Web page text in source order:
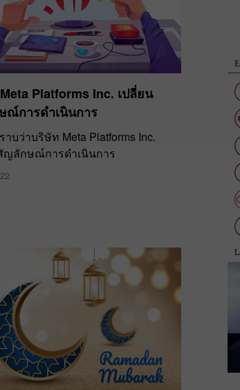
Platforms Inc. เปลี่ยน
ณ์การดำเนินการ
บว่าบริษัท Meta Platforms Inc.
ญลักษณ์การดำเนินการ